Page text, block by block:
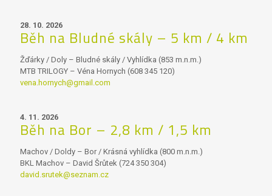
28. 10. 2026
Běh na Bludné skály – 5 km / 4 km
Žďárky / Doly – Bludné skály / Vyhlídka (853 m.n.m.)
MTB TRILOGY – Véna Hornych (608 345 120)
vena.hornych@gmail.com
4. 11. 2026
Běh na Bor – 2,8 km / 1,5 km
Machov / Doldy – Bor / Krásná vyhlídka (800 m.n.m.)
BKL Machov – David Šrůtek (724 350 304)
david.srutek@seznam.cz